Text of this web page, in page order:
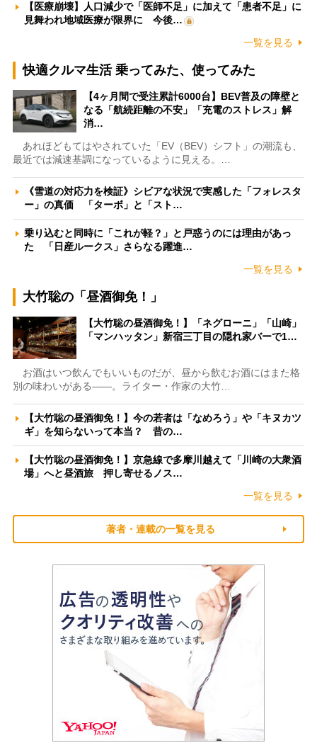
【医療崩壊】人口減少で「医師不足」に加えて「患者不足」に
見舞われ地域医療が限界に 今後…
一覧を見る
快適クルマ生活 乗ってみた、使ってみた
【4ヶ月間で受注累計6000台】BEV普及の障壁と
なる「航続距離の不安」「充電のストレス」解
消…
あれほどもてはやされていた「EV（BEV）シフト」の潮流も、
最近では減速基調になっているように見える。…
《雪道の対応力を検証》シビアな状況で実感した「フォレスタ
ー」の真価 「ターボ」と「スト…
乗り込むと同時に「これが軽？」と戸惑うのには理由があっ
た 「日産ルークス」さらなる躍進…
一覧を見る
大竹聡の「昼酒御免！」
【大竹聡の昼酒御免！】「ネグローニ」「山崎」
「マンハッタン」新宿三丁目の隠れ家バーで1…
お酒はいつ飲んでもいいものだが、昼から飲むお酒にはまた格
別の味わいがある――。ライター・作家の大竹…
【大竹聡の昼酒御免！】今の若者は「なめろう」や「キヌカツ
ギ」を知らないって本当？ 昔の…
【大竹聡の昼酒御免！】京急線で多摩川越えて「川崎の大衆酒
場」へと昼酒旅 押し寄せるノス…
一覧を見る
著者・連載の一覧を見る